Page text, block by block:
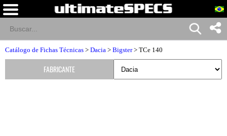
Catálogo de Fichas Técnicas > Dacia > Bigster> TCe 140
FABRICANTE